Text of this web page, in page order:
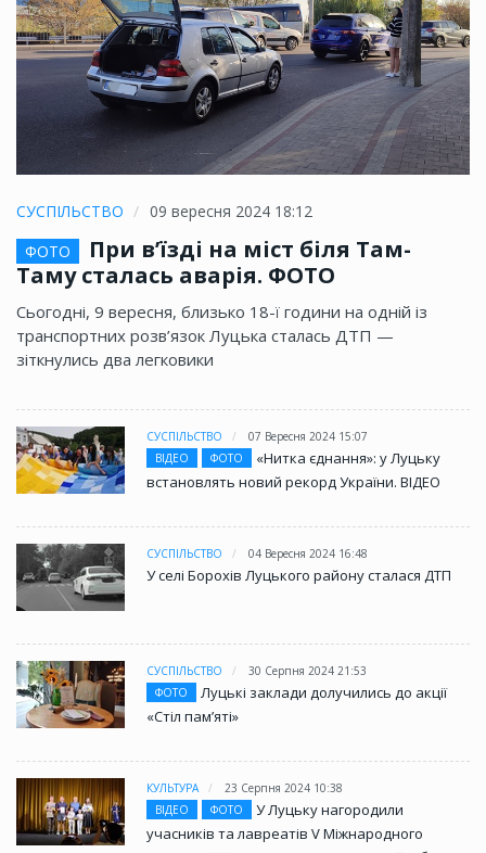
СУСПІЛЬСТВО
09 вересня 2024 18:12
ФОТО
При в’їзді на міст біля Там-
Таму сталась аварія. ФОТО
Сьогодні, 9 вересня, близько 18-ї години на одній із
транспортних розв’язок Луцька сталась ДТП —
зіткнулись два легковики
СУСПІЛЬСТВО
07 Вересня 2024 15:07
ВІДЕО
ФОТО
«Нитка єднання»: у Луцьку
встановлять новий рекорд України. ВІДЕО
СУСПІЛЬСТВО 04 Вересня 2024 16:48
У селі Борохів Луцького району сталася ДТП
СУСПІЛЬСТВО
30 Серпня 2024 21:53
ФОТО
Луцькі заклади долучились до акції
«Стіл памʼяті»
КУЛЬТУРА
23 Серпня 2024 10:38
ВІДЕО
ФОТО
У Луцьку нагородили
учасників та лавреатів V Міжнародного